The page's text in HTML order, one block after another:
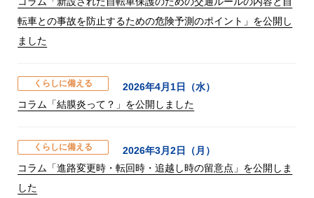
転車との事故を防止するための危険予測のポイント」を公開し
ました
くらしに備える
2026年4月1日（水）
コラム「結膜炎って？」を公開しました
くらしに備える
2026年3月2日（月）
コラム「進路変更時・転回時・追越し時の留意点」を公開しま
した